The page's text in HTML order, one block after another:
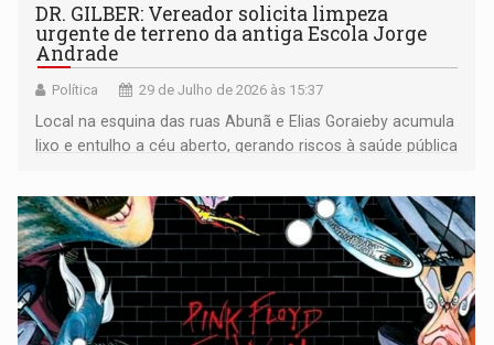
DR. GILBER: Vereador solicita limpeza
urgente de terreno da antiga Escola Jorge
Andrade
Política 29 de Julho de 2026 às 15:37
Local na esquina das ruas Abunã e Elias Goraieby acumula
lixo e entulho a céu aberto, gerando riscos à saúde pública